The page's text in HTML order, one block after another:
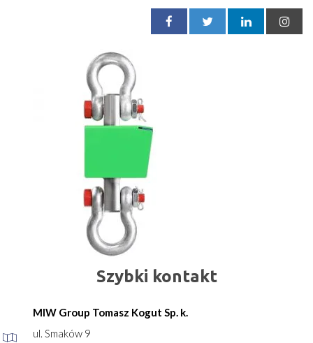
Szybki kontakt
MIW Group Tomasz Kogut Sp. k.
ul. Smaków 9